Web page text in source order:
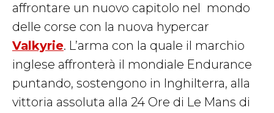
affrontare un nuovo capitolo nel
mondo
delle corse con la nuova hypercar
Valkyrie. L’arma con la quale il marchio
inglese affronterà il mondiale Endurance
puntando, sostengono in Inghilterra, alla
vittoria assoluta alla 24 Ore di Le Mans di